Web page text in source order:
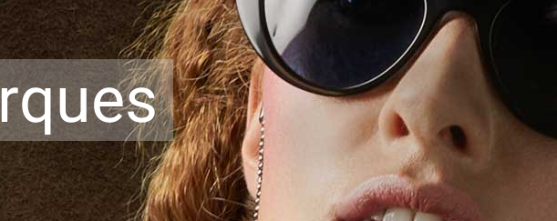
Loupes, systèmes
grossissants, basse vision
Accessoires